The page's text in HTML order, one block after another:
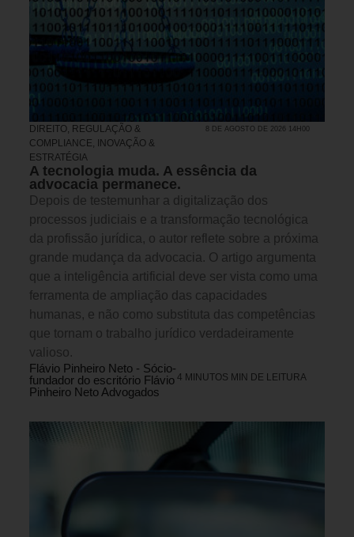
DIREITO, REGULAÇÃO &
COMPLIANCE INOVAÇÃO &
ESTRATÉGIA
8 DE AGOSTO DE 2026 14H00
A tecnologia muda. A essência da
advocacia permanece.
Depois de testemunhar a digitalização dos
processos judiciais e a transformação tecnológica
da profissão jurídica, o autor reflete sobre a próxima
grande mudança da advocacia. O artigo argumenta
que a inteligência artificial deve ser vista como uma
ferramenta de ampliação das capacidades
humanas, e não como substituta das competências
que tornam o trabalho jurídico verdadeiramente
valioso.
Flávio Pinheiro Neto - Sócio-
fundador do escritório Flávio
Pinheiro Neto Advogados
4 MINUTOS MIN DE LEITURA